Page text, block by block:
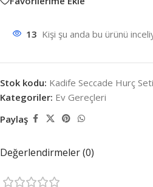
13 Kişi şu anda bu ürünü
Stok kodu: Kadife Seccade Hurç Seti
Kategoriler: Ev Gereçleri
Paylaş
Değerlendirmeler (0)